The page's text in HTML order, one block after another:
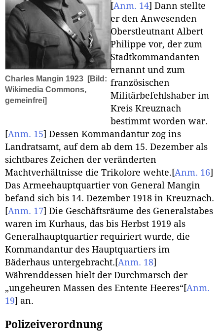
Charles Mangin 1923
[Bild:
Wikimedia Commons,
gemeinfrei]
[Anm. 14] Dann stellte
er den Anwesenden
Oberstleutnant Albert
Philippe vor, der zum
Stadtkommandanten
ernannt und zum
französischen
Militärbefehlshaber im
Kreis Kreuznach
bestimmt worden war.
[Anm. 15] Dessen Kommandantur zog ins
Landratsamt, auf dem ab dem 15. Dezember als
sichtbares Zeichen der veränderten
Machtverhältnisse die Trikolore wehte. [Anm. 16]
Das Armeehauptquartier von General Mangin
befand sich bis 14. Dezember 1918 in Kreuznach.
[Anm. 17] Die Geschäftsräume des Generalstabes
waren im Kurhaus, das bis Herbst 1919 als
Generalhauptquartier requiriert wurde, die
Kommandantur des Hauptquartiers im
Bäderhaus untergebracht. [Anm. 18]
Währenddessen hielt der Durchmarsch der
„ungeheuren Massen des Entente Heeres“[Anm.
19] an.
Polizeiverordnung